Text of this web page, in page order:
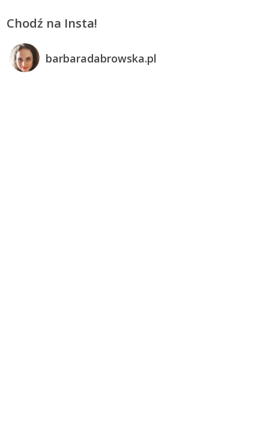
Chodź na Insta!
barbaradabrowska.pl